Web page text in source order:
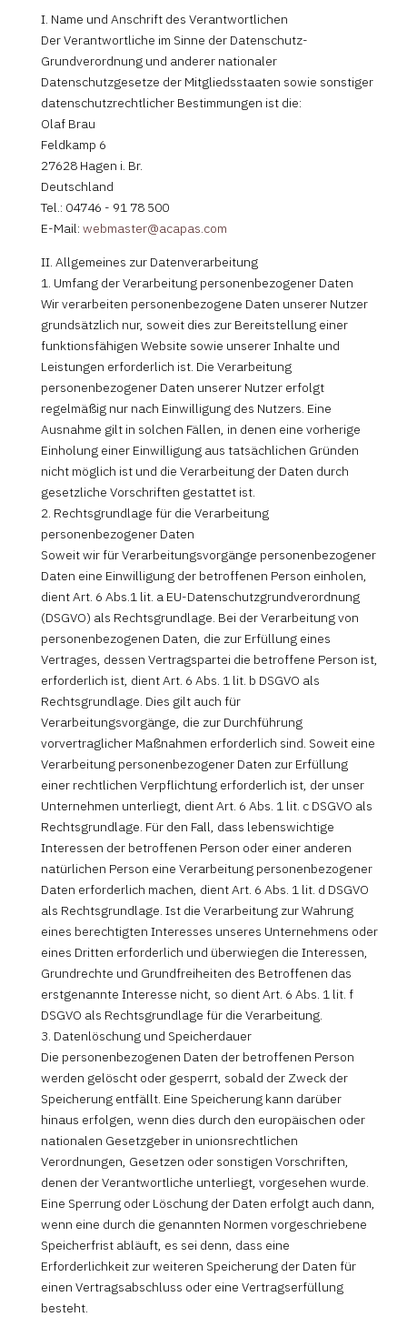
I. Name und Anschrift des Verantwortlichen
Der Verantwortliche im Sinne der Datenschutz-
Grundverordnung und anderer nationaler
Datenschutzgesetze der Mitgliedsstaaten sowie sonstiger
datenschutzrechtlicher Bestimmungen ist die:
Olaf Brau
Feldkamp 6
27628 Hagen i. Br.
Deutschland
Tel.: 04746 - 91 78 500
E-Mail: webmaster@acapas.com
II. Allgemeines zur Datenverarbeitung
1. Umfang der Verarbeitung personenbezogener Daten
Wir verarbeiten personenbezogene Daten unserer Nutzer
grundsätzlich nur, soweit dies zur Bereitstellung einer
funktionsfähigen Website sowie unserer Inhalte und
Leistungen erforderlich ist. Die Verarbeitung
personenbezogener Daten unserer Nutzer erfolgt
regelmäßig nur nach Einwilligung des Nutzers. Eine
Ausnahme gilt in solchen Fällen, in denen eine vorherige
Einholung einer Einwilligung aus tatsächlichen Gründen
nicht möglich ist und die Verarbeitung der Daten durch
gesetzliche Vorschriften gestattet ist.
2. Rechtsgrundlage für die Verarbeitung
personenbezogener Daten
Soweit wir für Verarbeitungsvorgänge personenbezogener
Daten eine Einwilligung der betroffenen Person einholen,
dient Art. 6 Abs.1 lit. a EU-Datenschutzgrundverordnung
(DSGVO) als Rechtsgrundlage. Bei der Verarbeitung von
personenbezogenen Daten, die zur Erfüllung eines
Vertrages, dessen Vertragspartei die betroffene Person ist,
erforderlich ist, dient Art. 6 Abs. 1 lit. b DSGVO als
Rechtsgrundlage. Dies gilt auch für
Verarbeitungsvorgänge, die zur Durchführung
vorvertraglicher Maßnahmen erforderlich sind. Soweit eine
Verarbeitung personenbezogener Daten zur Erfüllung
einer rechtlichen Verpflichtung erforderlich ist, der unser
Unternehmen unterliegt, dient Art. 6 Abs. 1 lit. c DSGVO als
Rechtsgrundlage. Für den Fall, dass lebenswichtige
Interessen der betroffenen Person oder einer anderen
natürlichen Person eine Verarbeitung personenbezogener
Daten erforderlich machen, dient Art. 6 Abs. 1 lit. d DSGVO
als Rechtsgrundlage. Ist die Verarbeitung zur Wahrung
eines berechtigten Interesses unseres Unternehmens oder
eines Dritten erforderlich und überwiegen die Interessen,
Grundrechte und Grundfreiheiten des Betroffenen das
erstgenannte Interesse nicht, so dient Art. 6 Abs. 1 lit. f
DSGVO als Rechtsgrundlage für die Verarbeitung.
3. Datenlöschung und Speicherdauer
Die personenbezogenen Daten der betroffenen Person
werden gelöscht oder gesperrt, sobald der Zweck der
Speicherung entfällt. Eine Speicherung kann darüber
hinaus erfolgen, wenn dies durch den europäischen oder
nationalen Gesetzgeber in unionsrechtlichen
Verordnungen, Gesetzen oder sonstigen Vorschriften,
denen der Verantwortliche unterliegt, vorgesehen wurde.
Eine Sperrung oder Löschung der Daten erfolgt auch dann,
wenn eine durch die genannten Normen vorgeschriebene
Speicherfrist abläuft, es sei denn, dass eine
Erforderlichkeit zur weiteren Speicherung der Daten für
einen Vertragsabschluss oder eine Vertragserfüllung
besteht.